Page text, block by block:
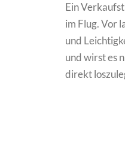
Ein
im Flug. Vor
und
und wirst es
direkt